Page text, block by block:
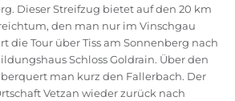
Dieser Streifzug bietet auf den 20 km
den man nur im Vinschgau
die Tour über Tiss am Sonnenberg nach
Schloss Goldrain. Über den
man kurz den Fallerbach. Der
Vetzan wieder zurück nach